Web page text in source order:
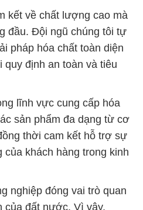
kết về chất lượng cao mà
đầu. Đội ngũ chúng tôi tự
pháp hóa chất toàn diện
quy định an toàn và tiêu
lĩnh vực cung cấp hóa
sản phẩm đa dạng từ cơ
thời cam kết hỗ trợ sự
của khách hàng trong kinh
nghiệp đóng vai trò quan
của đất nước. Vì vậy,